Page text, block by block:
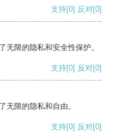
支持[0] 反对[0]
无限的隐私和安全性保护。
支持[0] 反对[0]
无限的隐私和自由。
支持[0] 反对[0]